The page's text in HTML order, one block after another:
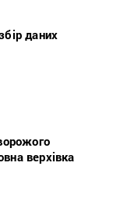
даних
верхівка